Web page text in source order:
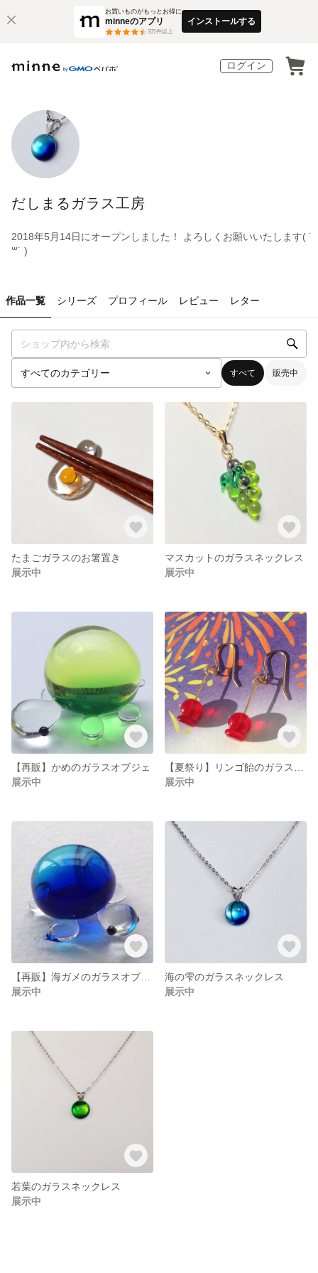
お買いものがもっとお得に
minneのアプリ
3万件以上
インストールする
ログイン
だしまるガラス工房
2018年5月14日にオープンしました！ よろしくお願いいたします( ˙
꒳​˙ )
作品一覧 シリーズ プロフィール レビュー レター
すべて 販売中
たまごガラスのお箸置き
展示中
マスカットのガラスネックレス
展示中
【再販】かめのガラスオブジェ
展示中
展示中
展示中
海の雫のガラスネックレス
展示中
若葉のガラスネックレス
展示中